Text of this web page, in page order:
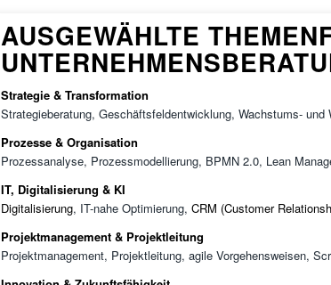
AUSGEWÄHLTE
Strategie & Transformation
Strategieberatung, Geschäftsfeldentwicklung, Wachstums- und
Prozesse & Organisation
Prozessanalyse, Prozessmodellierung, BPMN 2.0, Lean
IT, Digitalisierung & KI
Digitalisierung, IT-nahe Optimierung, CRM (Customer
Projektmanagement & Projektleitung
Projektmanagement, Projektleitung, agile Vorgehensweisen,